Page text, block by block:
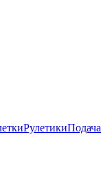
РулетикиПодача